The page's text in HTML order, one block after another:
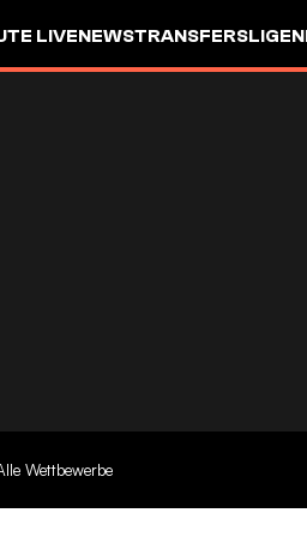
LIVENEWSTRANSFERSLIGEN
Wettbewerbe